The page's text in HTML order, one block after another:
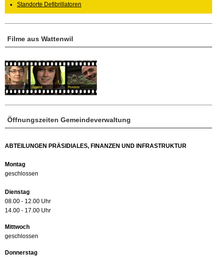
Öffnungszeiten Gemeindeverwaltung
ABTEILUNGEN PRÄSIDIALES, FINANZEN UND INFRASTRUKTUR
Montag
geschlossen
Dienstag
08.00 - 12.00 Uhr
14.00 - 17.00 Uhr
Mittwoch
geschlossen
Donnerstag
Filme aus Wattenwil
Standorte Defibrillatoren